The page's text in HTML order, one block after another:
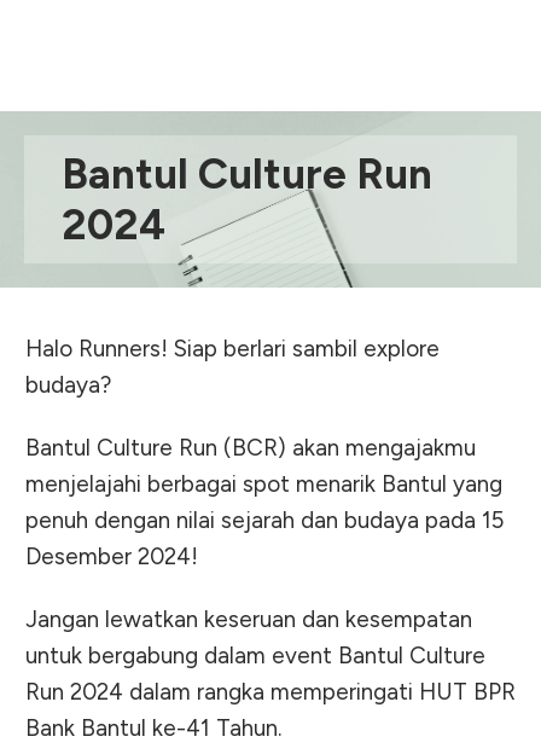
Bantul Culture Run
2024
Halo Runners! Siap berlari sambil explore
budaya?
Bantul Culture Run (BCR) akan mengajakmu
menjelajahi berbagai spot menarik Bantul yang
penuh dengan nilai sejarah dan budaya pada 15
Desember 2024!
Jangan lewatkan keseruan dan kesempatan
untuk bergabung dalam event Bantul Culture
Run 2024 dalam rangka memperingati HUT BPR
Bank Bantul ke-41 Tahun.